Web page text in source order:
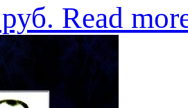
руб. Read